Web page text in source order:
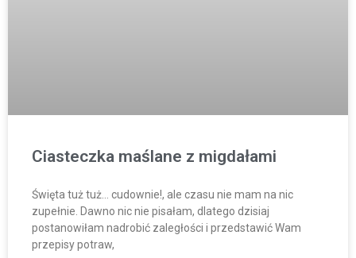
Ciasteczka maślane z migdałami
Święta tuż tuż… cudownie!, ale czasu nie mam na nic
zupełnie. Dawno nic nie pisałam, dlatego dzisiaj
postanowiłam nadrobić zaległości i przedstawić Wam
przepisy potraw,